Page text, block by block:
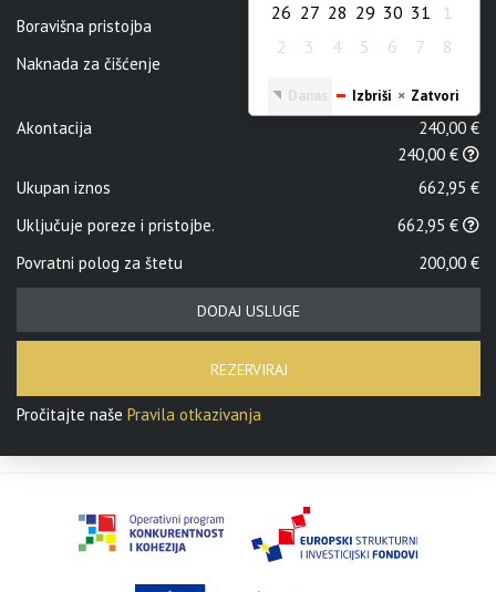
5
26 27 28 29 30 31
1
2
3 4 5 6 7 8
Danas Izbriši Zatvori
Boravišna pristojba
7,95 €
Naknada za čišćenje
Akontacija
240,00 €
240,00 €
Ukupan iznos
662,95 €
Uključuje poreze i pristojbe.
662,95 €
Povratni polog za štetu
200,00 €
DODAJ USLUGE
REZERVIRAJ
Pročitajte naše Pravila otkazivanja